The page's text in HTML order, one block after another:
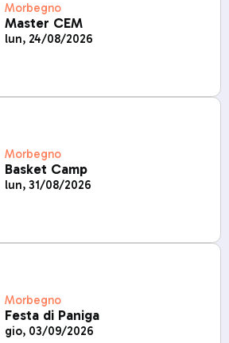
Morbegno
Master CEM
lun, 24/08/2026
Morbegno
Basket Camp
lun, 31/08/2026
Morbegno
Festa di Paniga
gio, 03/09/2026